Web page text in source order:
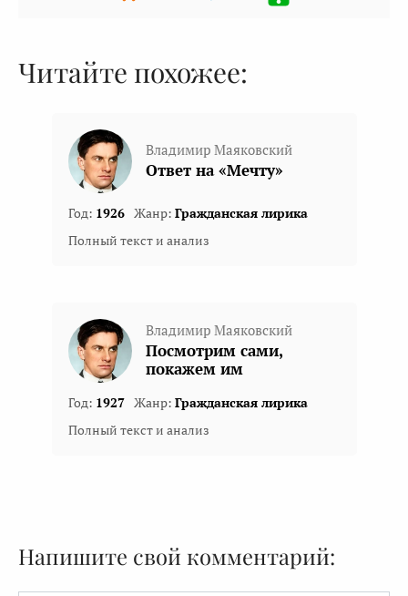
Читайте похожее:
Владимир Маяковский
Ответ на «Мечту»
Год: 1926 Жанр: Гражданская лирика
Полный текст и анализ
Владимир Маяковский
Посмотрим сами,
покажем им
Год: 1927 Жанр: Гражданская лирика
Полный текст и анализ
Напишите свой комментарий: